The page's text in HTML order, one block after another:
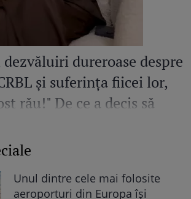
dezvăluiri dureroase despre
și suferința fiicei lor,
rău!" De ce a decis să
Unul dintre cele mai folosite
aeroporturi din Europa își